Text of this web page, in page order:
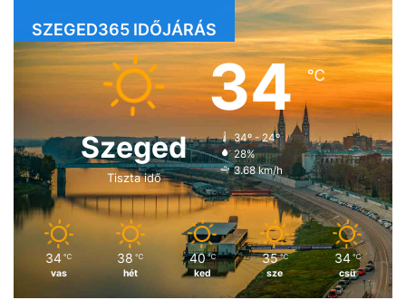
SZEGED365 IDŐJÁRÁS
Szeged
Tiszta idő
34℃
34º - 24º
28%
3.68 km/h
34 ℃
vas
38 ℃
hét
40 ℃
ked
35 ℃
sze
34 ℃
csü